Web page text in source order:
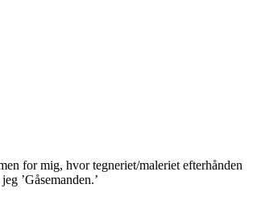
for mig, hvor tegneriet/maleriet efterhånden
’Gåsemanden.’